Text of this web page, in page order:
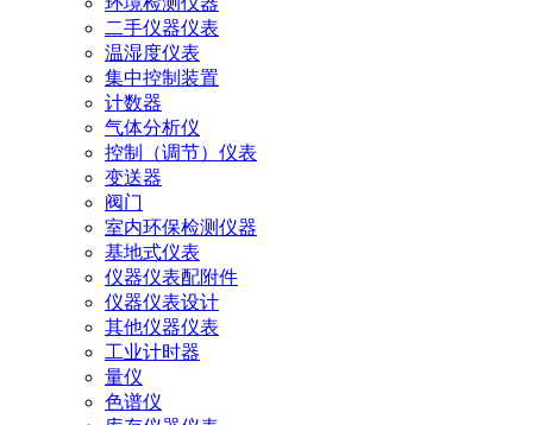
二手仪器仪表
温湿度仪表
集中控制装置
计数器
气体分析仪
控制（调节）仪表
变送器
阀门
室内环保检测仪器
基地式仪表
仪器仪表配附件
仪器仪表设计
其他仪器仪表
工业计时器
量仪
色谱仪